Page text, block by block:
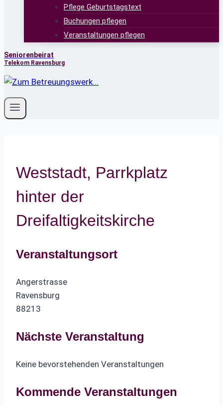
Pflege Geburtstagstext
Buchungen pflegen
Veranstaltungen pflegen
Seniorenbeirat
Telekom Ravensburg
Weststadt, Parrkplatz
hinter der
Dreifaltigkeitskirche
Veranstaltungsort
Angerstrasse
Ravensburg
88213
Nächste Veranstaltung
Keine bevorstehenden Veranstaltungen
Kommende Veranstaltungen